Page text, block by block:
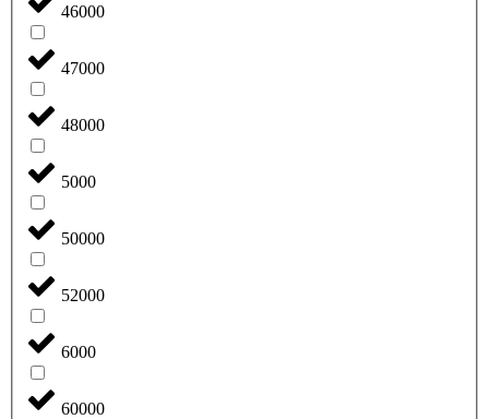
46000
47000
48000
5000
50000
52000
6000
60000